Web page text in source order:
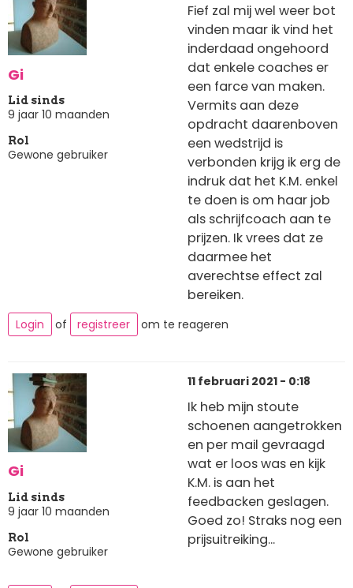
Gi
Lid sinds
9 jaar 10 maanden
Rol
Gewone gebruiker
Fief zal mij wel weer bot
vinden maar ik vind het
inderdaad ongehoord
dat enkele coaches er
een farce van maken.
Vermits aan deze
opdracht daarenboven
een wedstrijd is
verbonden krijg ik erg de
indruk dat het K.M. enkel
te doen is om haar job
als schrijfcoach aan te
prijzen. Ik vrees dat ze
daarmee het
averechtse effect zal
bereiken.
Login of registreer om te reageren
Gi
Lid sinds
9 jaar 10 maanden
Rol
Gewone gebruiker
11 februari 2021 - 0:18
Ik heb mijn stoute
schoenen aangetrokken
en per mail gevraagd
wat er loos was en kijk
K.M. is aan het
feedbacken geslagen.
Goed zo! Straks nog een
prijsuitreiking...